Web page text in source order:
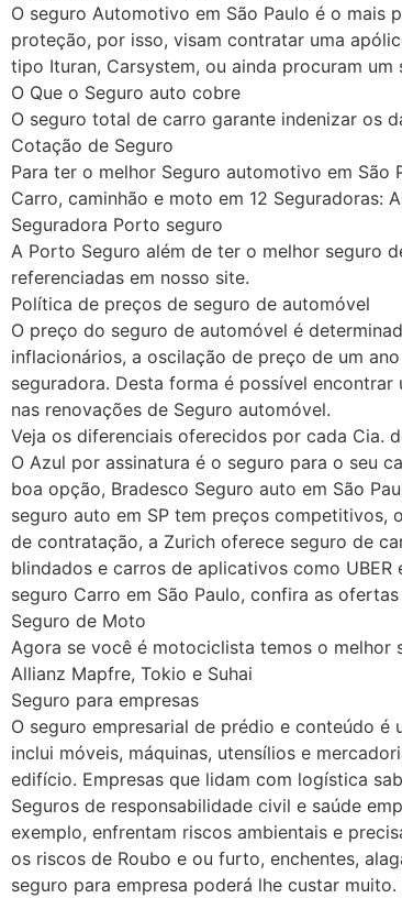
O seguro Automotivo em São Paulo é o mais
proteção, por isso, visam contratar uma
tipo Ituran, Carsystem, ou ainda procuram
O Que o Seguro auto cobre
O seguro total de carro garante indenizar os
Cotação de Seguro
Para ter o melhor Seguro automotivo em
Carro, caminhão e moto em 12 Seguradoras:
Seguradora Porto seguro
A Porto Seguro além de ter o melhor seguro
referenciadas em nosso site.
Política de preços de seguro de automóvel
O preço do seguro de automóvel é
inflacionários, a oscilação de preço de um
seguradora. Desta forma é possível
nas renovações de Seguro automóvel.
Veja os diferenciais oferecidos por cada Cia.
O Azul por assinatura é o seguro para o seu
boa opção, Bradesco Seguro auto em São
seguro auto em SP tem preços competitivos,
de contratação, a Zurich oferece seguro de
blindados e carros de aplicativos como
seguro Carro em São Paulo, confira as
Seguro de Moto
Agora se você é motociclista temos o melhor
Allianz Mapfre, Tokio e Suhai
Seguro para empresas
O seguro empresarial de prédio e conteúdo
inclui móveis, máquinas, utensílios e
edifício. Empresas que lidam com logística
Seguros de responsabilidade civil e saúde
exemplo, enfrentam riscos ambientais e
os riscos de Roubo e ou furto, enchentes,
seguro para empresa poderá lhe custar